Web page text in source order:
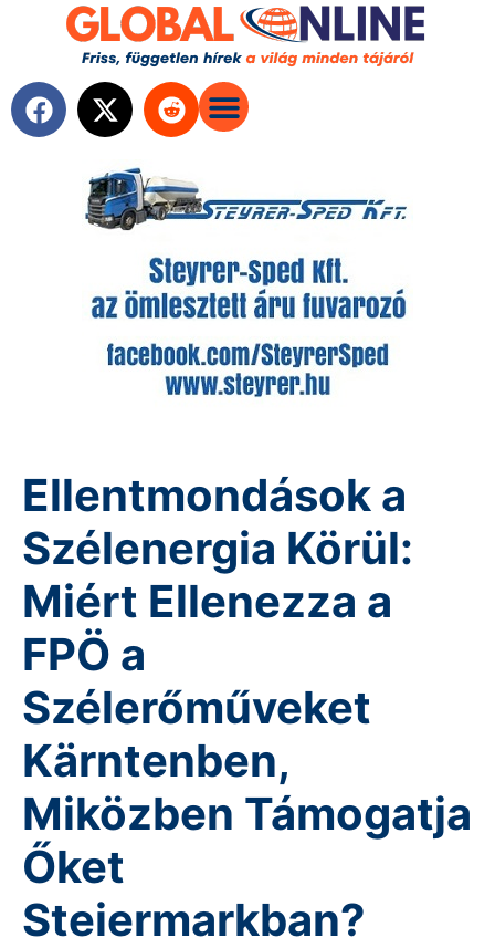
Ellentmondások a
Szélenergia Körül:
Miért Ellenezza a
FPÖ a
Szélerőműveket
Kärntenben,
Miközben Támogatja
Őket
Steiermarkban?